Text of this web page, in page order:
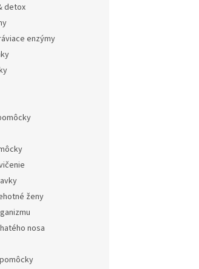
detox
enzýmy
ženy
nosa